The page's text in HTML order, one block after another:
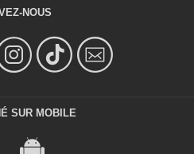
NOUS
SUR MOBILE